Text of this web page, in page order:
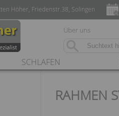
Höher, Friedenstr.38, Solingen
Über uns
SCHLAFEN
RAHMEN